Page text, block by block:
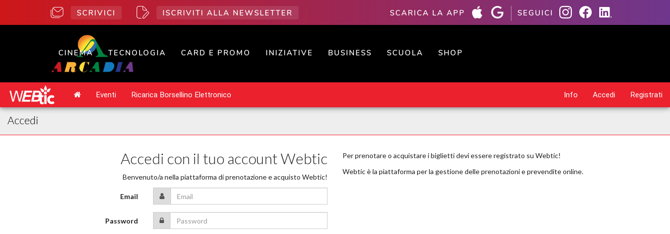
SCRIVICI ISCRIVITI ALLA NEWSLETTER SCARICA LA APP SEGUICI
CINEMA TECNOLOGIA CARD E PROMO INIZIATIVE BUSINESS SCUOLA SHOP